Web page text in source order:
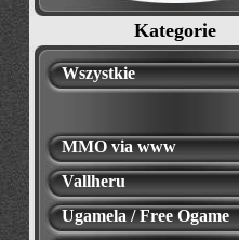
Kategorie
Wszystkie
MMO via www
Vallheru
Ugamela / Free Ogame